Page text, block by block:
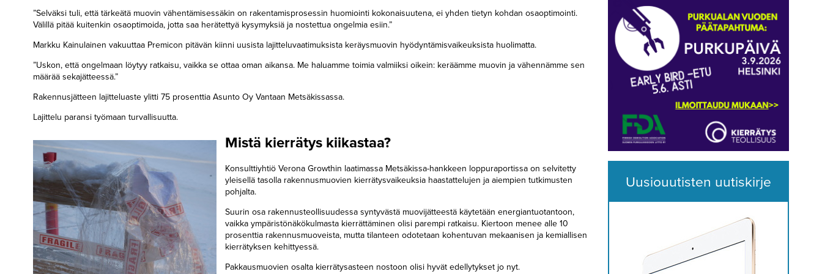
”Selväksi tuli, että tärkeätä muovin vähentämisessäkin on rakentamisprosessin huomiointi kokonaisuutena, ei yhden tietyn kohdan osaoptimointi.
Välillä pitää kuitenkin osaoptimoida, jotta saa herätettyä kysymyksiä ja nostettua ongelmia esiin.”
Markku Kainulainen vakuuttaa Premicon pitävän kiinni uusista lajitteluvaatimuksista keräysmuovin hyödyntämisvaikeuksista huolimatta.
”Uskon, että ongelmaan löytyy ratkaisu, vaikka se ottaa oman aikansa. Me haluamme toimia valmiiksi oikein: keräämme muovin ja vähennämme sen
määrää sekajätteessä.”
Rakennusjätteen lajitteluaste ylitti 75 prosenttia Asunto Oy Vantaan Metsäkissassa.
Lajittelu paransi työmaan turvallisuutta.
Mistä kierrätys kiikastaa?
Konsulttiyhtiö Verona Growthin laatimassa Metsäkissa-hankkeen loppuraportissa on selvitetty
yleisellä tasolla rakennusmuovien kierrätysvaikeuksia haastattelujen ja aiempien tutkimusten
pohjalta.
Suurin osa rakennusteollisuudessa syntyvästä muovijätteestä käytetään energiantuotantoon,
vaikka ympäristönäkökulmasta kierrättäminen olisi parempi ratkaisu. Kiertoon menee alle 10
prosenttia rakennusmuoveista, mutta tilanteen odotetaan kohentuvan mekaanisen ja kemiallisen
kierrätyksen kehittyessä.
Pakkausmuovien osalta kierrätysasteen nostoon olisi hyvät edellytykset jo nyt.
Uusiouutisten uutiskirje